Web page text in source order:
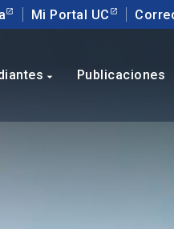
Mi Portal UC
arrow_drop_down Publicaciones